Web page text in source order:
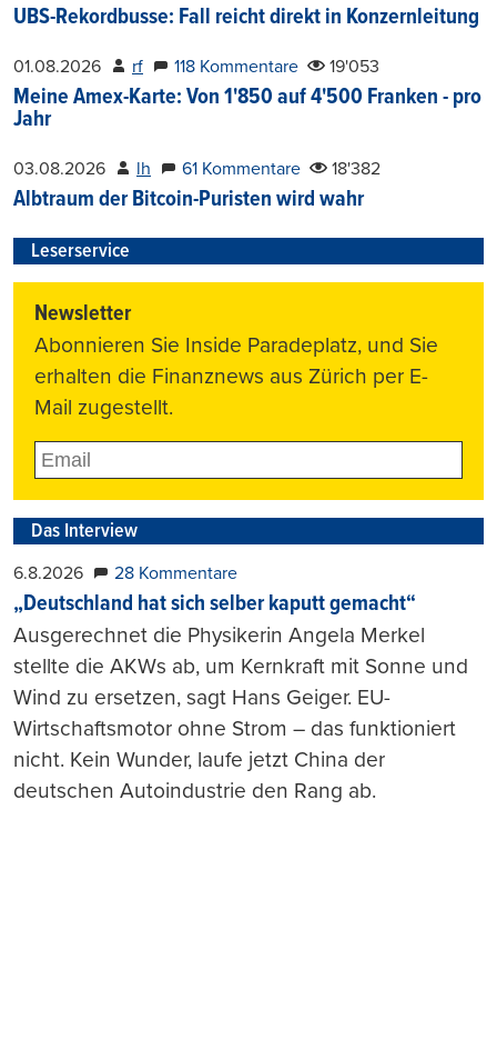
UBS-Rekordbusse: Fall reicht direkt in Konzernleitung
01.08.2026 rf 118 Kommentare 19'053
Meine Amex-Karte: Von 1'850 auf 4'500 Franken - pro
Jahr
03.08.2026 lh 61 Kommentare 18'382
Albtraum der Bitcoin-Puristen wird wahr
Leserservice
Newsletter
Abonnieren Sie Inside Paradeplatz, und Sie
erhalten die Finanznews aus Zürich per E-
Mail zugestellt.
Das Interview
6.8.2026 28 Kommentare
„Deutschland hat sich selber kaputt gemacht“
Ausgerechnet die Physikerin Angela Merkel
stellte die AKWs ab, um Kernkraft mit Sonne und
Wind zu ersetzen, sagt Hans Geiger. EU-
Wirtschaftsmotor ohne Strom – das funktioniert
nicht. Kein Wunder, laufe jetzt China der
deutschen Autoindustrie den Rang ab.